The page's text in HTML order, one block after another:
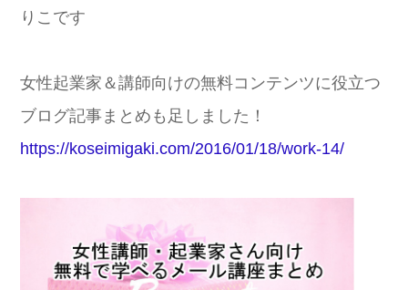
りこです
女性起業家＆講師向けの無料コンテンツに役立つ
ブログ記事まとめも足しました！
https://koseimigaki.com/2016/01/18/work-14/